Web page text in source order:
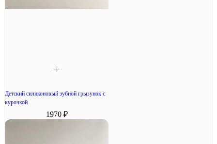
Детский силиконовый зубной грызунок с
курочкой
1970 ₽